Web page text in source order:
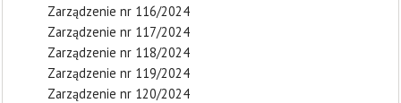
Zarządzenie nr 116/2024
Zarządzenie nr 117/2024
Zarządzenie nr 118/2024
Zarządzenie nr 119/2024
Zarządzenie nr 120/2024